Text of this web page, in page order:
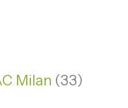
Milan 33